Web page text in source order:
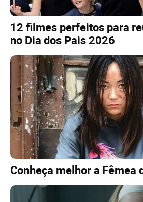
12 filmes perfeitos para
no Dia dos Pais 2026
Conheça melhor a Fêmea